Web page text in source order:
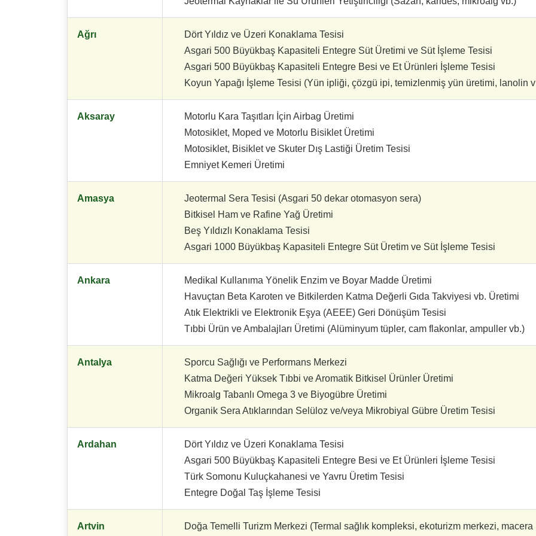
Ağrı
Dört Yıldız ve Üzeri Konaklama Tesisi
Asgari 500 Büyükbaş Kapasiteli Entegre Süt Üretimi ve Süt İşleme Tesisi
Asgari 500 Büyükbaş Kapasiteli Entegre Besi ve Et Ürünleri İşleme Tesisi
Koyun Yapağı İşleme Tesisi (Yün ipliği, çözgü ipi, temizlenmiş yün üretimi, lanolin
Aksaray
Motorlu Kara Taşıtları İçin Airbag Üretimi
Motosiklet, Moped ve Motorlu Bisiklet Üretimi
Motosiklet, Bisiklet ve Skuter Dış Lastiği Üretim Tesisi
Emniyet Kemeri Üretimi
Amasya
Jeotermal Sera Tesisi (Asgari 50 dekar otomasyon sera)
Bitkisel Ham ve Rafine Yağ Üretimi
Beş Yıldızlı Konaklama Tesisi
Asgari 1000 Büyükbaş Kapasiteli Entegre Süt Üretim ve Süt İşleme Tesisi
Ankara
Medikal Kullanıma Yönelik Enzim ve Boyar Madde Üretimi
Havuçtan Beta Karoten ve Bitkilerden Katma Değerli Gıda Takviyesi vb. Üretimi
Atık Elektrikli ve Elektronik Eşya (AEEE) Geri Dönüşüm Tesisi
Tıbbi Ürün ve Ambalajları Üretimi (Alüminyum tüpler, cam flakonlar, ampuller vb.)
Antalya
Sporcu Sağlığı ve Performans Merkezi
Katma Değeri Yüksek Tıbbi ve Aromatik Bitkisel Ürünler Üretimi
Mikroalg Tabanlı Omega 3 ve Biyogübre Üretimi
Organik Sera Atıklarından Selüloz ve/veya Mikrobiyal Gübre Üretim Tesisi
Ardahan
Dört Yıldız ve Üzeri Konaklama Tesisi
Asgari 500 Büyükbaş Kapasiteli Entegre Besi ve Et Ürünleri İşleme Tesisi
Türk Somonu Kuluçkahanesi ve Yavru Üretim Tesisi
Entegre Doğal Taş İşleme Tesisi
Artvin Doğa Temelli Turizm Merkezi (Termal sağlık kompleksi, ekoturizm merkezi,